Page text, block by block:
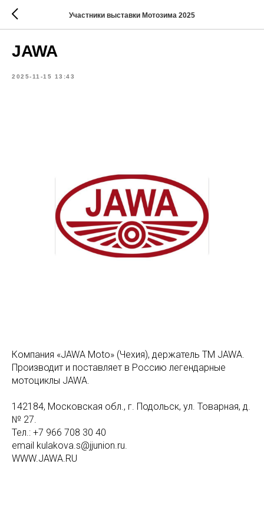
Участники выставки Мотозима 2025
JAWA
2025-11-15 13:43
Компания «JAWA Moto» (Чехия), держатель ТМ JAWA.
Производит и поставляет в Россию легендарные
мотоциклы JAWA.
142184, Московская обл., г. Подольск, ул. Товарная, д.
№ 27.
Тел.: +7 966 708 30 40
email kulakova.s@jjunion.ru.
WWW.JAWA.RU